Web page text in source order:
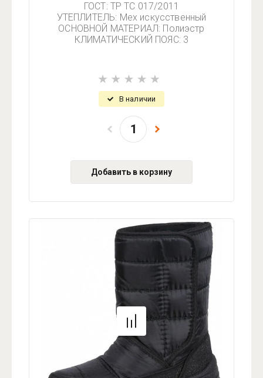
ГОСТ: ТР ТС 017/2011
УТЕПЛИТЕЛЬ: Мех искусственный
ОСНОВНОЙ МАТЕРИАЛ: Полиэстр
КЛИМАТИЧЕСКИЙ ПОЯС: 3
В наличии
Добавить в корзину